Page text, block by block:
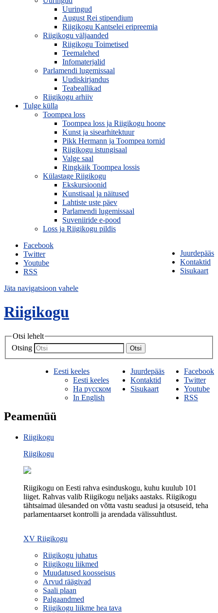
Uuringud
August Rei stipendium
Riigikogu Kantselei eripreemia
Riigikogu väljaanded
Riigikogu Toimetised
Teemalehed
Infomaterjalid
Parlamendi lugemissaal
Uudiskirjandus
Teabeallikad
Riigikogu arhiiv
Tulge külla
Toompea loss
Toompea loss ja Riigikogu hoone
Kunst ja sisearhitektuur
Pikk Hermann ja Toompea tornid
Riigikogu istungisaal
Valge saal
Ringkäik Toompea lossis
Külastage Riigikogu
Ekskursioonid
Kunstisaal ja näitused
Lahtiste uste päev
Parlamendi lugemissaal
Suveniiride e-pood
Loss ja Riigikogu pildis
Juurdepääs
Kontaktid
Sisukaart
Facebook
Twitter
Youtube
RSS
Jäta navigatsioon vahele
Riigikogu
Otsi lehelt
Otsing
Otsi
Facebook
Twitter
Youtube
RSS
Juurdepääs
Kontaktid
Sisukaart
Eesti keeles
Eesti keeles
На русском
In English
Peamenüü
Riigikogu
Riigikogu
Riigikogu on Eesti rahva esinduskogu, kuhu kuulub 101
liiget. Rahvas valib Riigikogu neljaks aastaks. Riigikogu
tähtsaimad ülesanded on võtta vastu seadusi ja otsuseid, teha
parlamentaarset kontrolli ja arendada välissuhtlust.
XV Riigikogu
Riigikogu juhatus
Riigikogu liikmed
Muudatused koosseisus
Arvud räägivad
Saali plaan
Palgaandmed
Riigikogu liikme hea tava